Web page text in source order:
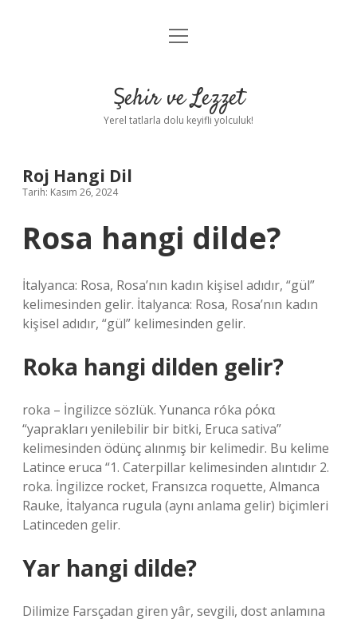
Anasayfa
Yasal Uyarı
menüyü
Şehir ve Lezzet
Yerel tatlarla dolu keyifli yolculuk!
Roj Hangi Dil
Tarih: Kasım 26, 2024
Rosa hangi dilde?
İtalyanca: Rosa, Rosa’nın kadın kişisel adıdır, “gül”
kelimesinden gelir. İtalyanca: Rosa, Rosa’nın kadın
kişisel adıdır, “gül” kelimesinden gelir.
Roka hangi dilden gelir?
roka – İngilizce sözlük. Yunanca róka ρόκα
“yaprakları yenilebilir bir bitki, Eruca sativa”
kelimesinden ödünç alınmış bir kelimedir. Bu kelime
Latince eruca “1. Caterpillar kelimesinden alıntıdır 2.
roka. İngilizce rocket, Fransızca roquette, Almanca
Rauke, İtalyanca rugula (aynı anlama gelir) biçimleri
Latinceden gelir.
Yar hangi dilde?
Dilimize Farsçadan giren yâr, sevgili, dost anlamına